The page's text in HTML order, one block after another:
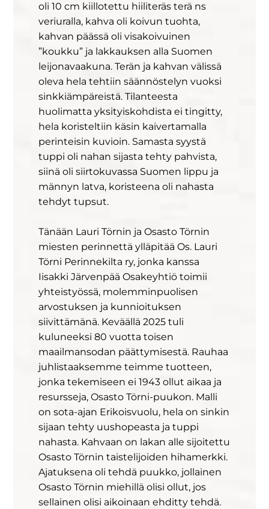
oli 10 cm kiillotettu hiiliteräs terä ns
veriuralla, kahva oli koivun tuohta,
kahvan päässä oli visakoivuinen
”koukku” ja lakkauksen alla Suomen
leijonavaakuna. Terän ja kahvan välissä
oleva hela tehtiin säännöstelyn vuoksi
sinkkiämpäreistä. Tilanteesta
huolimatta yksityiskohdista ei tingitty,
hela koristeltiin käsin kaivertamalla
perinteisin kuvioin. Samasta syystä
tuppi oli nahan sijasta tehty pahvista,
siinä oli siirtokuvassa Suomen lippu ja
männyn latva, koristeena oli nahasta
tehdyt tupsut.
Tänään Lauri Törnin ja Osasto Törnin
miesten perinnettä ylläpitää Os. Lauri
Törni Perinnekilta ry, jonka kanssa
Iisakki Järvenpää Osakeyhtiö toimii
yhteistyössä, molemminpuolisen
arvostuksen ja kunnioituksen
siivittämänä. Keväällä 2025 tuli
kuluneeksi 80 vuotta toisen
maailmansodan päättymisestä. Rauhaa
juhlistaaksemme teimme tuotteen,
jonka tekemiseen ei 1943 ollut aikaa ja
resursseja, Osasto Törni-puukon. Malli
on sota-ajan Erikoisvuolu, hela on sinkin
sijaan tehty uushopeasta ja tuppi
nahasta. Kahvaan on lakan alle sijoitettu
Osasto Törnin taistelijoiden hihamerkki.
Ajatuksena oli tehdä puukko, jollainen
Osasto Törnin miehillä olisi ollut, jos
sellainen olisi aikoinaan ehditty tehdä.